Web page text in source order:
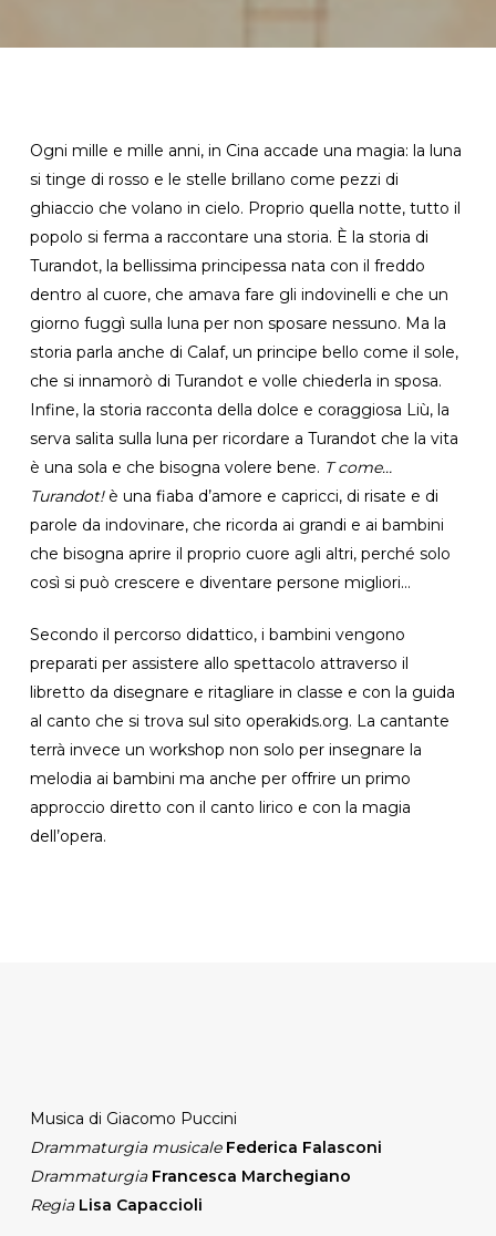
Ogni mille e mille anni, in Cina accade una magia: la luna
si tinge di rosso e le stelle brillano come pezzi di
ghiaccio che volano in cielo. Proprio quella notte, tutto il
popolo si ferma a raccontare una storia. È la storia di
Turandot, la bellissima principessa nata con il freddo
dentro al cuore, che amava fare gli indovinelli e che un
giorno fuggì sulla luna per non sposare nessuno. Ma la
storia parla anche di Calaf, un principe bello come il sole,
che si innamorò di Turandot e volle chiederla in sposa.
Infine, la storia racconta della dolce e coraggiosa Liù, la
serva salita sulla luna per ricordare a Turandot che la vita
è una sola e che bisogna volere bene. T come…
Turandot!è una fiaba d’amore e capricci, di risate e di
parole da indovinare, che ricorda ai grandi e ai bambini
che bisogna aprire il proprio cuore agli altri, perché solo
così si può crescere e diventare persone migliori…
Secondo il percorso didattico, i bambini vengono
preparati per assistere allo spettacolo attraverso il
libretto da disegnare e ritagliare in classe e con la guida
al canto che si trova sul sito operakids.org. La cantante
terrà invece un workshop non solo per insegnare la
melodia ai bambini ma anche per offrire un primo
approccio diretto con il canto lirico e con la magia
dell’opera.
Musica di Giacomo Puccini
Drammaturgia musicaleFederica Falasconi
Drammaturgia Francesca Marchegiano
Regia Lisa Capaccioli